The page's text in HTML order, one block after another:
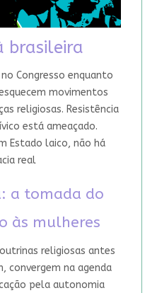
brasileira
Congresso enquanto
movimentos
religiosas. Resistência
está ameaçado.
Estado laico, não há
real
a tomada do
às mulheres
religiosas antes
convergem na agenda
pela autonomia